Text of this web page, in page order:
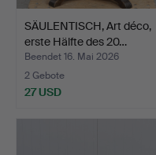
SÄULENTISCH, Art déco,
erste Hälfte des 20…
Beendet 16. Mai 2026
2 Gebote
27 USD